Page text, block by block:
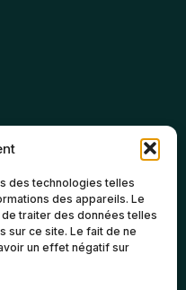
des technologies telles
des appareils. Le
traiter des données telles
sur ce site. Le fait de ne
un effet négatif sur